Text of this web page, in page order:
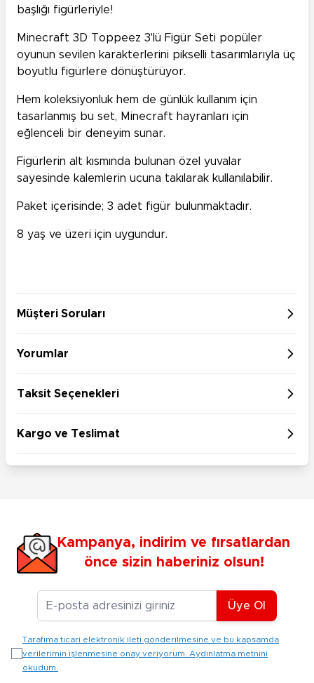
başlığı figürleriyle!
Minecraft 3D Toppeez 3'lü Figür Seti popüler
oyunun sevilen karakterlerini pikselli tasarımlarıyla üç
boyutlu figürlere dönüştürüyor.
Hem koleksiyonluk hem de günlük kullanım için
tasarlanmış bu set, Minecraft hayranları için
eğlenceli bir deneyim sunar.
Figürlerin alt kısmında bulunan özel yuvalar
sayesinde kalemlerin ucuna takılarak kullanılabilir.
Paket içerisinde; 3 adet figür bulunmaktadır.
8 yaş ve üzeri için uygundur.
Müşteri Soruları
Yorumlar
Taksit Seçenekleri
Kargo ve Teslimat
Kampanya, indirim ve fırsatlardan
önce sizin haberiniz olsun!
E-posta Adresiniz
Üye Ol
Tarafıma ticari elektronik ileti gönderilmesine ve bu kapsamda
verilerimin işlenmesine onay veriyorum. Aydınlatma metnini
okudum.